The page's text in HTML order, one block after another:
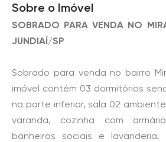
Sobre o Imóvel
SOBRADO PARA VENDA NO
JUNDIAÍ/SP
Sobrado para venda no bairro
imóvel contém 03 dormitórios
na parte inferior, sala 02
varanda, cozinha com
banheiros sociais e